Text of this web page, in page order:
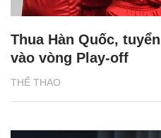
THỂ THAO
Thua Hàn Quốc,
vào vòng Play-off